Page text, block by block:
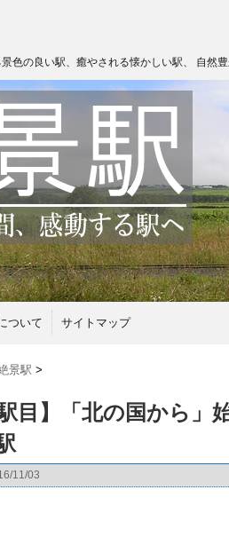
色の良い駅、癒やされる懐かしい駅、 自然
ついて サイトマップ
景駅 >
駅目】「北の国から
11/03